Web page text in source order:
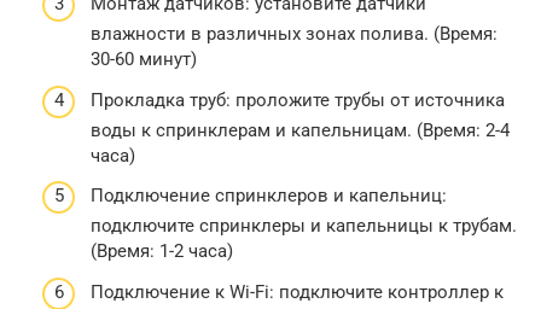
влажности в различных зонах полива. (Время:
30-60 минут)
Прокладка труб: проложите трубы от источника
воды к спринклерам и капельницам. (Время: 2-4
часа)
Подключение спринклеров и капельниц:
подключите спринклеры и капельницы к трубам.
(Время: 1-2 часа)
Подключение к Wi-Fi: подключите контроллер к